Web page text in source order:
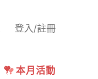
登入/註冊
本月活動